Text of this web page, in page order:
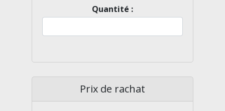
Quantité :
Prix de rachat